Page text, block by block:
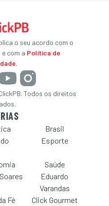
o seu acordo com o
e com a Política de
.
Todos os direitos
Brasil
Esporte
Saúde
Eduardo
Varandas
Fé Click Gourmet